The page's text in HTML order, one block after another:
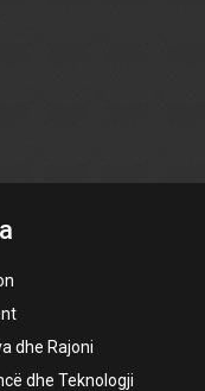
dhe Rajoni
dhe Teknologji